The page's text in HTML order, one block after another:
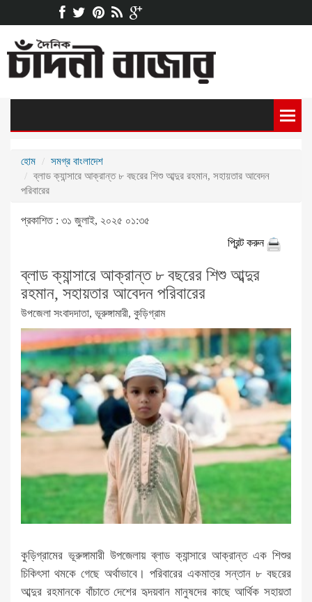
হোম
সমগ্র বাংলাদেশ
ব্লাড ক্যান্সারে আক্রান্ত ৮ বছরের শিশু আব্দুর রহমান, সহায়তার আবেদন
পরিবারের
প্রকাশিত : ৩১ জুলাই, ২০২৫ ০১:৩৫
প্রিন্ট করুন
ব্লাড ক্যান্সারে আক্রান্ত ৮ বছরের শিশু আব্দুর
রহমান, সহায়তার আবেদন পরিবারের
উপজেলা সংবাদদাতা, ভূরুঙ্গামারী, কুড়িগ্রাম
কুড়িগ্রামের ভূরুঙ্গামারী উপজেলায় ব্লাড ক্যান্সারে আক্রান্ত এক শিশুর
চিকিৎসা থমকে গেছে অর্থাভাবে। পরিবারের একমাত্র সন্তান ৮ বছরের
আব্দুর রহমানকে বাঁচাতে দেশের হৃদয়বান মানুষদের কাছে আর্থিক সহায়তা